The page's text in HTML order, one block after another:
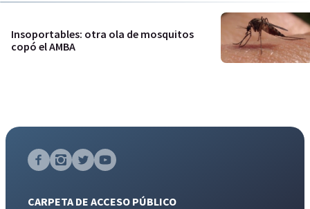
Insoportables: otra ola de mosquitos
copó el AMBA
CARPETA DE ACCESO PÚBLICO